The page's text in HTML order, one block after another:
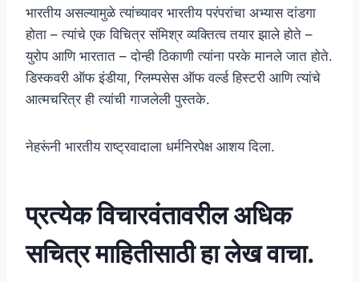
भारतीय असल्यामुळे त्यांच्यावर भारतीय परंपरांचा अभ्यास दांडगा
होता – त्यांचे एक विचित्र संमिश्र व्यक्तित्व तयार झाले होते –
युरोप आणि भारतात – दोन्ही ठिकाणी त्यांना परके मानले जात होते.
डिस्कवरी ऑफ इंडीया, ग्लिम्पसेस ऑफ वर्ल्ड हिस्टरी आणि त्यांचे
आत्मचरित्र ही त्यांची गाजलेली पुस्तके.
नेहरूंनी भारतीय राष्ट्रवादाला धर्मनिरपेक्ष आशय दिला.
प्रत्येक विचारवंतावरील अधिक
सचित्र माहितीसाठी हा लेख वाचा.